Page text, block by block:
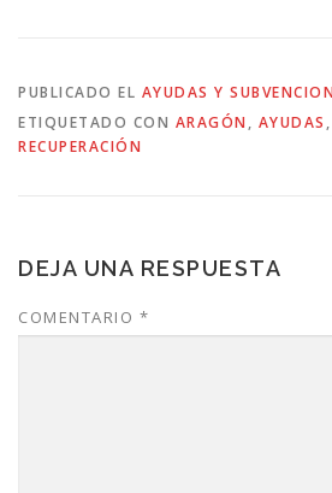
PUBLICADO EL AYUDAS Y
ETIQUETADO CON ARAGÓN , AYUDAS ,
RECUPERACIÓN
DEJA UNA RESPUESTA
COMENTARIO *